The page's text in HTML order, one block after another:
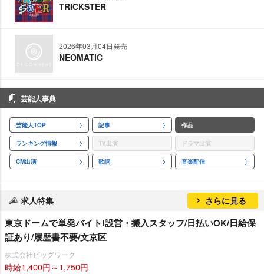
TRICKSTER
2026年03月04日発売
NEOMATIC
芸能人事典
芸能人TOP 記事 作品
ランキング情報 TV出演 ドラマ出演
CM出演 歌詞 音楽配信
求人特集 さらに見る
東京ドームで単発バイト!設営・搬入スタッフ/日払いOK/日給保
証あり/履歴書不要/文京区
株式会社ビッグワーク
時給1,400円～1,750円